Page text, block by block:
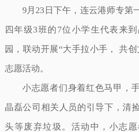
9月23日下午，连云港师专第
四年级3班的7位小学生代表来
园，联动开展“大手拉小手， 共
志愿活动。
小志愿者们身着红色马甲，
晶磊公司相关人员的引导下，清
头等废弃垃圾。活动中，小志